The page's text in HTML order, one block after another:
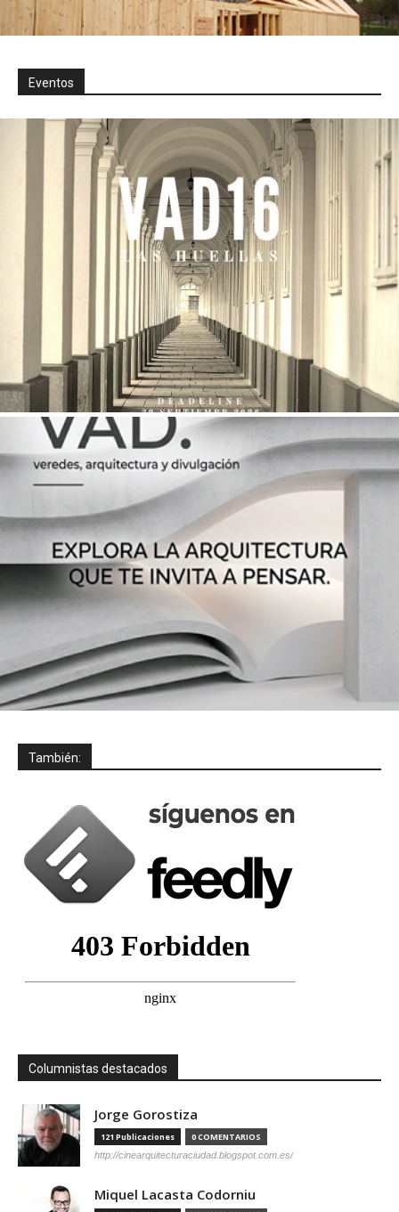
Eventos
También:
Columnistas destacados
Jorge Gorostiza
121 Publicaciones 0 COMENTARIOS
http://cinearquitecturaciudad.blogspot.com.es/
Miquel Lacasta Codorniu